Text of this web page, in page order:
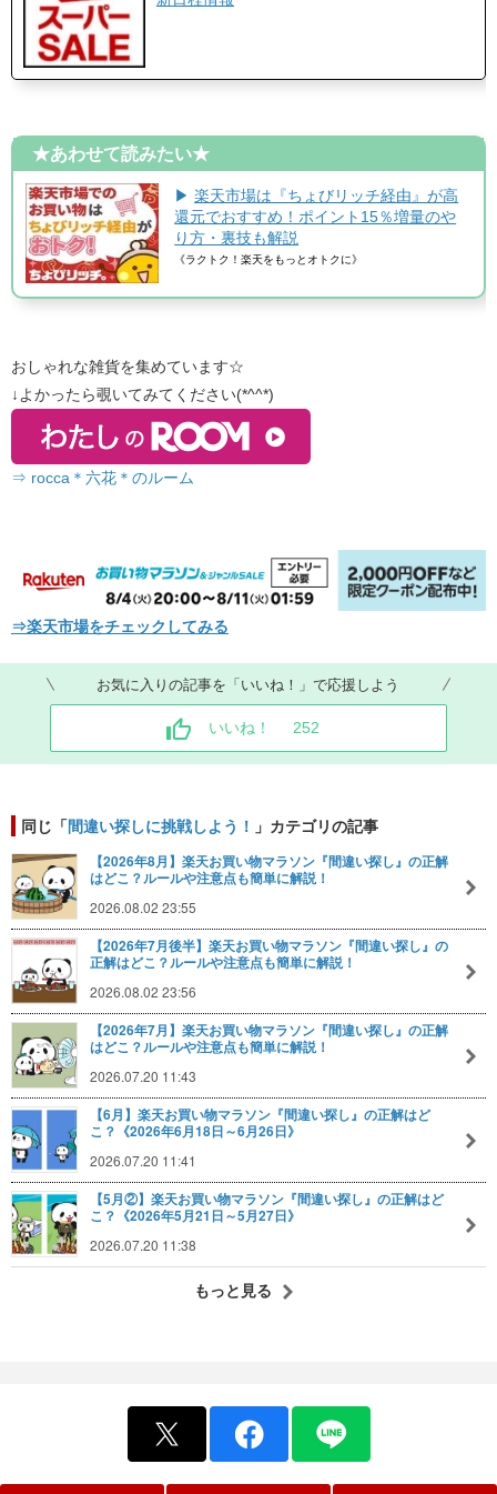
★あわせて読みたい★
▶楽天市場は『ちょびリッチ経由』が高
還元でおすすめ！ポイント15％増量のや
り方・裏技も解説
《ラクトク！楽天をもっとオトクに》
おしゃれな雑貨を集めています☆
↓よかったら覗いてみてください(*^^*)
⇒ rocca＊六花＊のルーム
⇒楽天市場をチェックしてみる
お気に入りの記事を「いいね！」で応援しよう
いいね！ 252
同じ「間違い探しに挑戦しよう！ 」カテゴリの記事
【2026年8月】楽天お買い物マラソン『間違い探し』の正解
はどこ？ルールや注意点も簡単に解説！
2026.08.02 23:55
【2026年7月後半】楽天お買い物マラソン『間違い探し』の
正解はどこ？ルールや注意点も簡単に解説！
2026.08.02 23:56
【2026年7月】楽天お買い物マラソン『間違い探し』の正解
はどこ？ルールや注意点も簡単に解説！
2026.07.20 11:43
【6月】楽天お買い物マラソン『間違い探し』の正解はど
こ？《2026年6月18日～6月26日》
2026.07.20 11:41
【5月②】楽天お買い物マラソン『間違い探し』の正解はど
こ？《2026年5月21日～5月27日》
2026.07.20 11:38
もっと見る